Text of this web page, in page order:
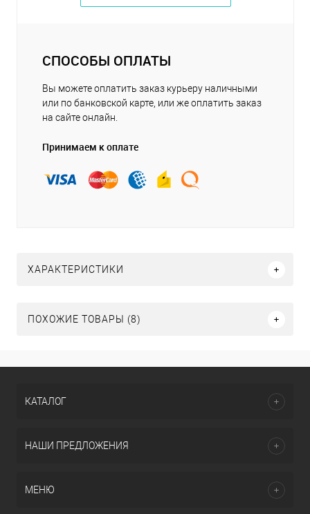
СПОСОБЫ ОПЛАТЫ
Вы можете оплатить заказ курьеру наличными
или по банковской карте, или же оплатить заказ
на сайте онлайн.
Принимаем к оплате
ХАРАКТЕРИСТИКИ
ПОХОЖИЕ ТОВАРЫ (8)
КАТАЛОГ
НАШИ ПРЕДЛОЖЕНИЯ
МЕНЮ